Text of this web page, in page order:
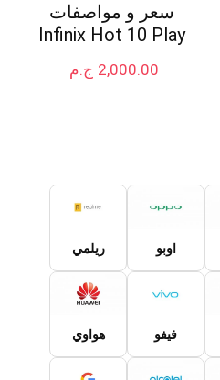
سعر و مواصفات
Infinix Hot 10 Play
ج.م 2,000.00
اوبو ريلمي
فيفو هواوي